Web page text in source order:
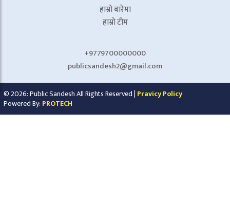
हाम्रो बारेमा
हाम्रो टीम
+9779700000000
publicsandesh2@gmail.com
© 2026: Public Sandesh All Rights Reserved | Pravicy Policy
Powered By: PROTECH